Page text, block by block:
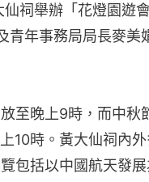
祠舉辦「花燈園遊
青年事務局局長麥美
至晚上9時，而中秋
10時。黃大仙祠內
包括以中國航天發